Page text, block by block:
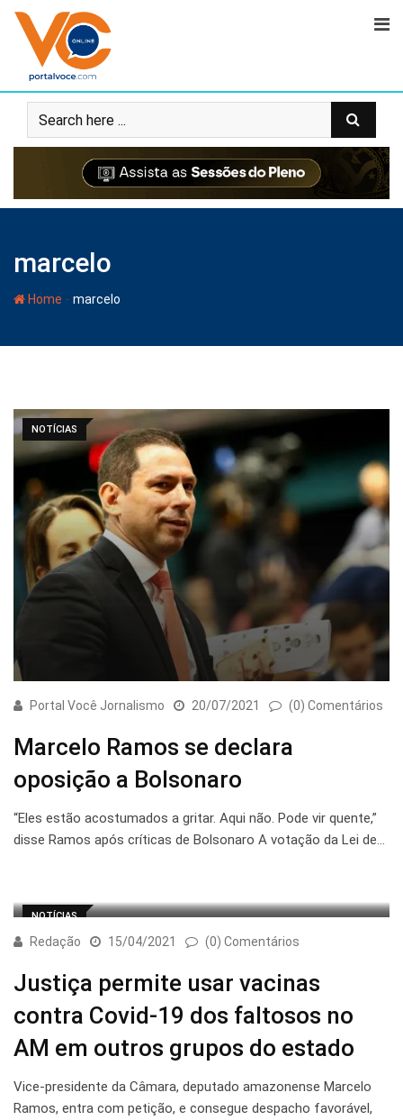
marcelo
Home - marcelo
NOTÍCIAS
Portal Você Jornalismo 20/07/2021 (0) Comentários
Marcelo Ramos se declara
oposição a Bolsonaro
“Eles estão acostumados a gritar. Aqui não. Pode vir quente,”
disse Ramos após críticas de Bolsonaro A votação da Lei de…
NOTÍCIAS
Redação 15/04/2021 (0) Comentários
Justiça permite usar vacinas
contra Covid-19 dos faltosos no
AM em outros grupos do estado
Vice-presidente da Câmara, deputado amazonense Marcelo
Ramos, entra com petição, e consegue despacho favorável,